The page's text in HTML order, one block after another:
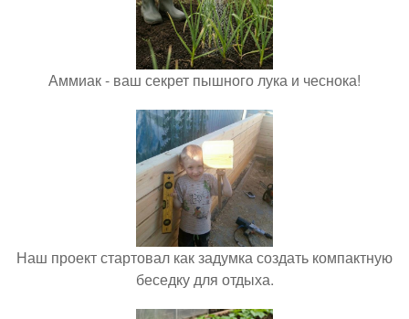
Аммиак - ваш секрет пышного лука и чеснока!
Наш проект стартовал как задумка создать компактную
беседку для отдыха.